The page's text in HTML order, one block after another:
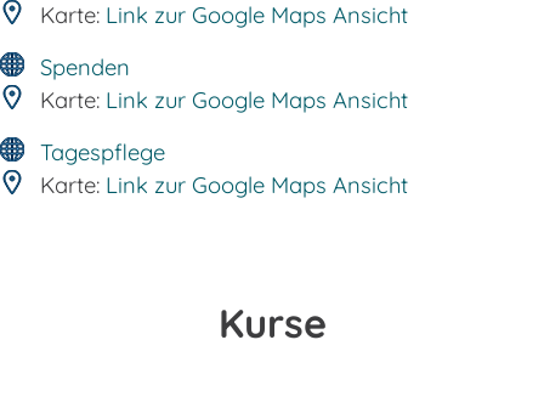
Karte: Link zur Google Maps Ansicht
Spenden
Karte: Link zur Google Maps Ansicht
Tagespflege
Karte: Link zur Google Maps Ansicht
Kurse